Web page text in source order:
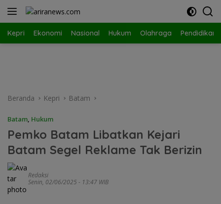
Langsung
Kepri Ekonomi Nasional Hukum Olahraga Pendidikan
Beranda Kepri Batam
Batam, Hukum
Pemko Batam Libatkan Kejari
Batam Segel Reklame Tak Berizin
Redaksi
Senin, 02/06/2025 - 13:47 WIB